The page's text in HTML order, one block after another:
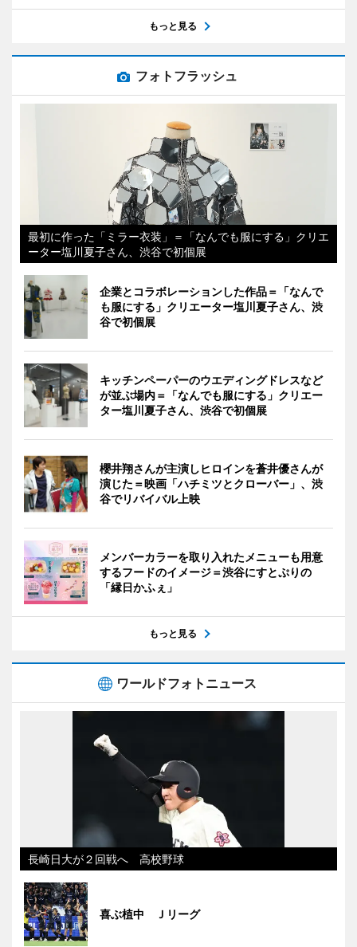
もっと見る
フォトフラッシュ
最初に作った「ミラー衣装」＝「なんでも服にする」クリエ
ーター塩川夏子さん、渋谷で初個展
企業とコラボレーションした作品＝「なんで
も服にする」クリエーター塩川夏子さん、渋
谷で初個展
キッチンペーパーのウエディングドレスなど
が並ぶ場内＝「なんでも服にする」クリエー
ター塩川夏子さん、渋谷で初個展
櫻井翔さんが主演しヒロインを蒼井優さんが
演じた＝映画「ハチミツとクローバー」、渋
谷でリバイバル上映
メンバーカラーを取り入れたメニューも用意
するフードのイメージ＝渋谷にすとぷりの
「縁日かふぇ」
もっと見る
ワールドフォトニュース
長崎日大が２回戦へ 高校野球
喜ぶ植中 Ｊリーグ